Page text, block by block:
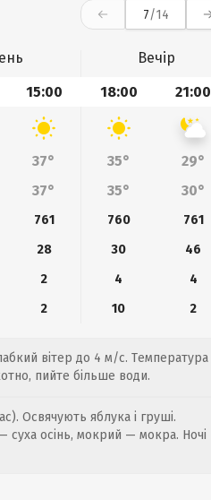
7/14
Вечір
15:00 18:00 21:00
37° 35°
29°
37° 35° 30°
761 760
761
28 30
46
2 4
4
2 10 2
вітер до 4 м/с. Температура
пийте більше води.
Освячують яблука і груші.
суха осінь, мокрий — мокра. Ночі